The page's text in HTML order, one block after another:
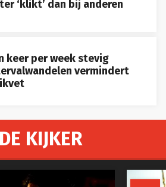
‘klikt’ dan bij anderen
keer per week stevig
vermindert
KIJKER